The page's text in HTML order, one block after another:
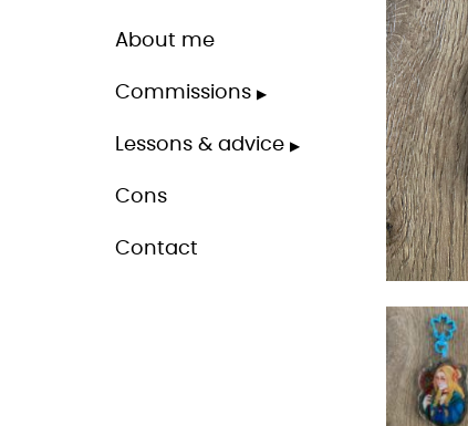
About me
Commissions
Lessons & advice
Cons
Contact